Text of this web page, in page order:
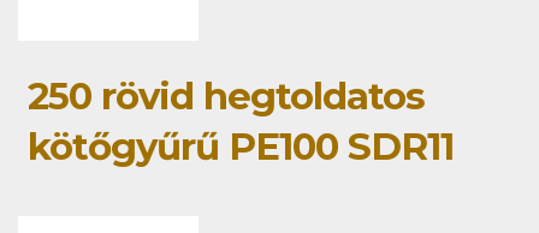
250 rövid hegtoldatos
kötőgyűrű PE100 SDR11